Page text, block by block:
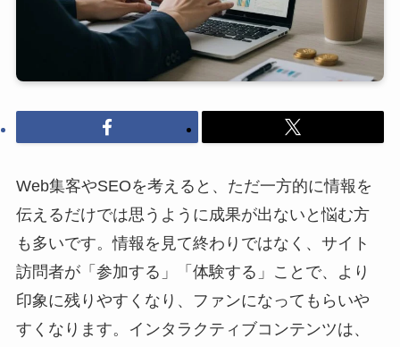
Web集客やSEOを考えると、ただ一方的に情報を
伝えるだけでは思うように成果が出ないと悩む方
も多いです。情報を見て終わりではなく、サイト
訪問者が「参加する」「体験する」ことで、より
印象に残りやすくなり、ファンになってもらいや
すくなります。インタラクティブコンテンツは、